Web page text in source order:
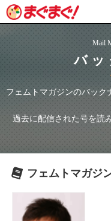
Mail
バッ
フェムトマガジンのバック
過去に配信された号を読
フェムトマガジ